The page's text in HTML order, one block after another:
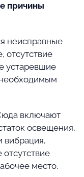
причины
неисправные
отсутствие
устаревшие
включают
освещения,
вибрация,
отсутствие
место.